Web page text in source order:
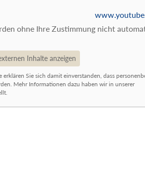
ohne Ihre Zustimmung nicht
Inhalte anzeigen
Sie sich damit einverstanden, dass
Mehr Informationen dazu haben wir in unserer